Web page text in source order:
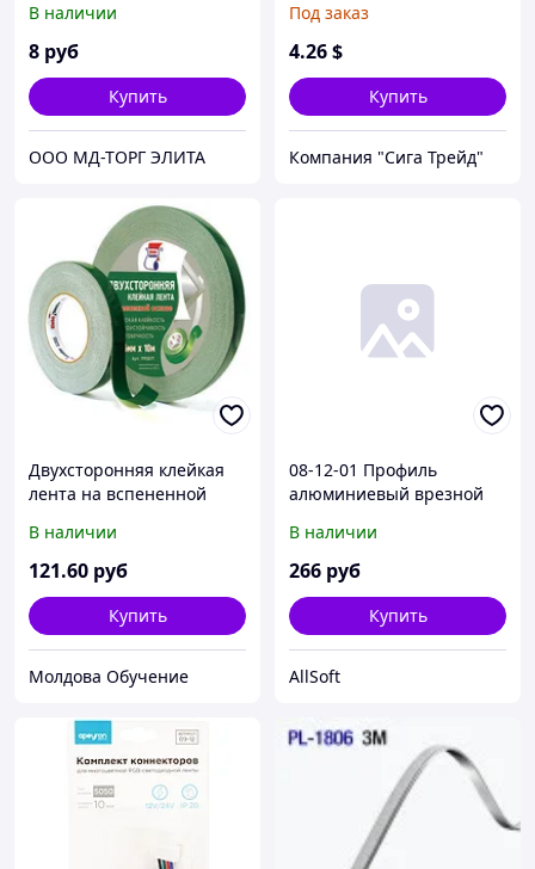
В наличии
8 руб
Купить
ООО МД-ТОРГ ЭЛИТА
RGB, 6А. C пультом IR, 3
канала по 2A. Европа!
Под заказ
4.26$
Купить
Компания "Сига Трейд"
Двухсторонняя клейкая
лента на вспененной
зеркал 15мм х 10м Kleb
В наличии
121.60 руб
Купить
Молдова Обучение
08-12-01 Профиль
алюминиевый врезной
светодиодной ленты, 2 м.
(3012)
В наличии
266 руб
Купить
AllSoft